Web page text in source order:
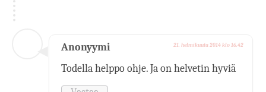
Anonyymi 21. helmikuuta 2014 klo 16.42
Todella helppo ohje. Ja on helvetin hyviä